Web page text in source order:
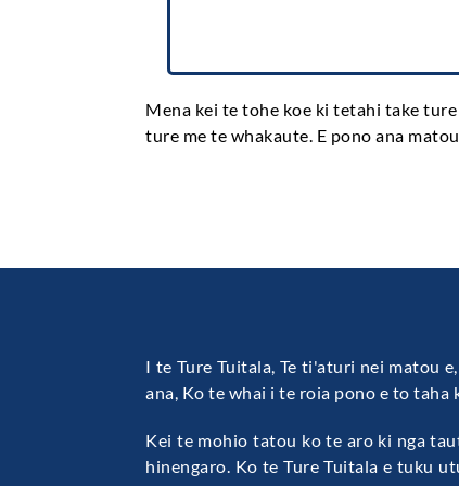
Mena kei te tohe koe ki tetahi take
ture me te whakaute. E pono ana
I te Ture Tuitala, Te ti'aturi nei matou
ana, Ko te whai i te roia pono e to taha
Kei te mohio tatou ko te aro ki nga
hinengaro. Ko te Ture Tuitala e tuku